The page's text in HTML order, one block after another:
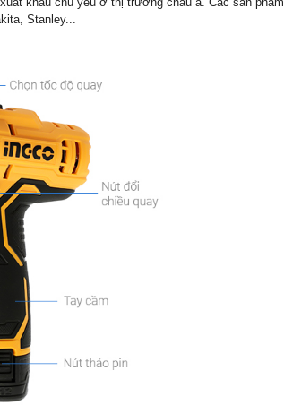
Stanley...